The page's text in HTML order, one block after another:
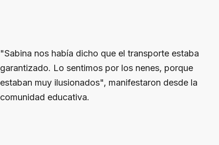
"Sabina nos había dicho que el transporte estaba
garantizado. Lo sentimos por los nenes, porque
estaban muy ilusionados", manifestaron desde la
comunidad educativa.